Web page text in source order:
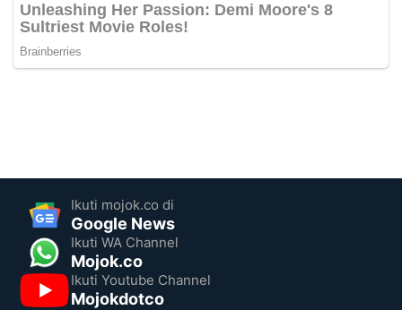
Ikuti mojok.co di
Google News
Ikuti WA Channel
Mojok.co
Ikuti Youtube Channel
Mojokdotco